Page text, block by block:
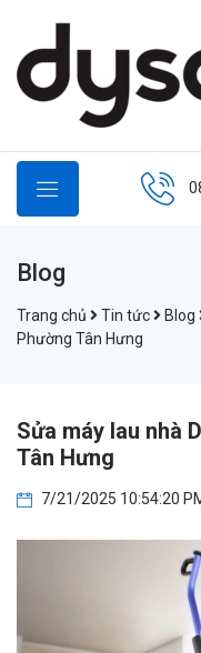
Blog
Trang chủ Tin tức Blog
Phường Tân Hưng
Sửa máy lau nhà
Tân Hưng
7/21/2025 10:54:20